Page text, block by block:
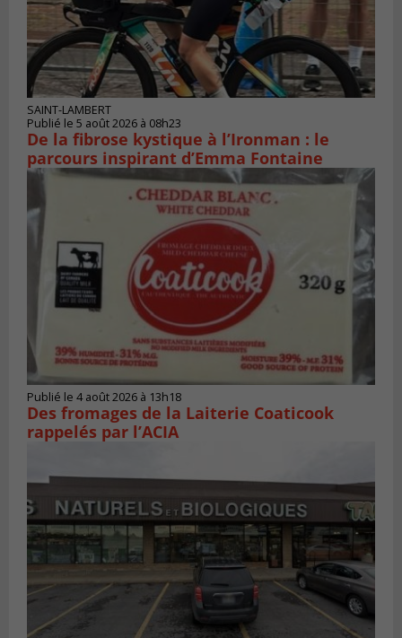
SAINT-LAMBERT
Publié le 5 août 2026 à 08h23
De la fibrose kystique à l’Ironman : le
parcours inspirant d’Emma Fontaine
Publié le 4 août 2026 à 13h18
Des fromages de la Laiterie Coaticook
rappelés par l’ACIA